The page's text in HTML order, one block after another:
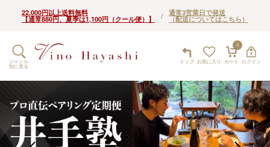
22,000円以上送料無料
【通常880円、夏季は1,100円（クール便）】 / 通常3営業日で発送
（配送についてはこちら）
トップ お気に入り
0
カート ログイン
ジャンル
別に見る